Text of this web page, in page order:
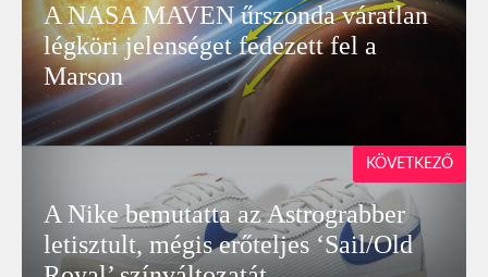
A NASA MAVEN űrszonda váratlan
légköri jelenséget fedezett fel a
Marson
A Nike bemutatta az Astrograbber
letisztult, mégis erőteljes ‘Sail/Old
KÖVETKEZŐ